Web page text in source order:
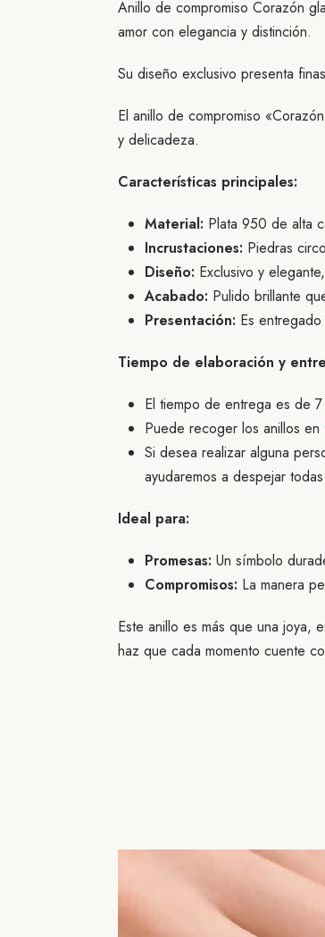
Anillo de compromiso Corazón
amor con elegancia y distinción.
Su diseño exclusivo presenta
El anillo de compromiso
y delicadeza.
Características principales:
Material: Plata 950 de alta
Incrustaciones: Piedras
Diseño: Exclusivo y
Acabado: Pulido brillante
Presentación: Es
Tiempo de elaboración y
El tiempo de entrega es de
Puede recoger los anillos en
Si desea realizar alguna
ayudaremos a despejar
Ideal para:
Promesas: Un símbolo
Compromisos: La manera
Este anillo es más que una
haz que cada momento cuente